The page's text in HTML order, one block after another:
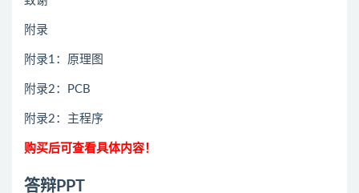
附录
附录1：原理图
附录2：PCB
附录2：主程序
购买后可查看具体内容！
答辩PPT